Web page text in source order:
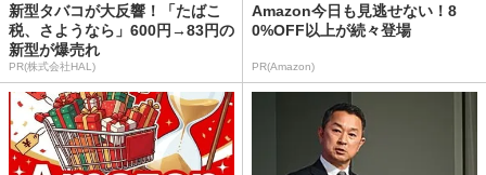
新型タバコが大反響！「たばこ
税、さようなら」600円→83円の
新型が爆売れ
PR(株式会社HAL)
Amazon今日も見逃せない！8
0%OFF以上が続々登場
PR(Amazon)